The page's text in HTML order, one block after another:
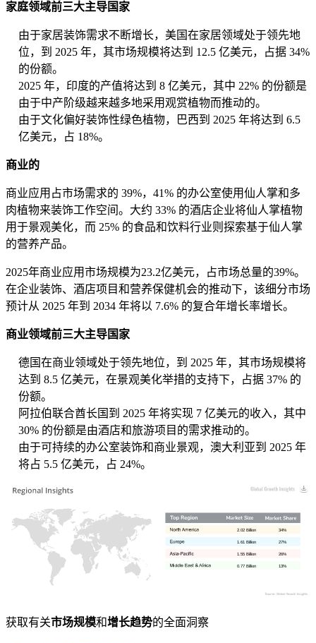
家庭领域前三大主导国家
由于家居装饰需求不断增长，美国在家居领域处于领先地
位，到 2025 年，其市场规模将达到 12.5 亿美元，占据 34%
的份额。
2025 年，印度的产值将达到 8 亿美元，其中 22% 的份额是
由于中产阶级越来越多地采用观赏植物而推动的。
由于文化偏好装饰性绿色植物，巴西到 2025 年将达到 6.5
亿美元，占 18%。
商业的
商业应用占市场需求的 39%，41% 的办公室使用仙人掌和多
肉植物来装饰工作空间。大约 33% 的酒店企业将仙人掌植物
用于景观美化，而 25% 的食品和饮料行业则探索基于仙人掌
的营养产品。
2025年商业应用市场规模为23.2亿美元，占市场总量的39%。
在企业装饰、酒店项目和营养保健机会的推动下，该细分市场
预计从 2025 年到 2034 年将以 7.6% 的复合年增长率增长。
商业领域前三大主导国家
德国在商业领域处于领先地位，到 2025 年，其市场规模将
达到 8.5 亿美元，在景观美化举措的支持下，占据 37% 的
份额。
阿拉伯联合酋长国到 2025 年将实现 7 亿美元的收入，其中
30% 的份额是由酒店和旅游项目的需求推动的。
由于可持续的办公室装饰和商业景观，澳大利亚到 2025 年
将占 5.5 亿美元，占 24%。
13%
0.77 Billion
26%
1.55 Billion
27%
1.61 Billion
34%
2.02 Billion
获取有关市场规模和增长趋势的全面洞察